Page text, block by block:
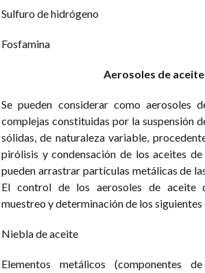
Sulfuro de hidrógeno
Fosfamina
Aerosoles de aceite
Se pueden considerar como aerosoles
complejas constituidas por la suspensión
sólidas, de naturaleza variable,
pirólisis y condensación de los aceites
pueden arrastrar partículas metálicas de
El control de los aerosoles de aceite
muestreo y determinación de los
Niebla de aceite
Elementos metálicos